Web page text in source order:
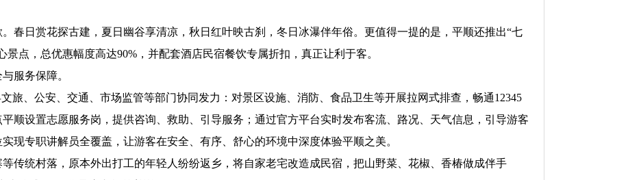
日赏花探古建，夏日幽谷享清凉，秋日红叶映古刹，冬日冰瀑伴年俗。更值得一提的是，平顺还推出“七
点，总优惠幅度高达90%，并配套酒店民宿餐饮专属折扣，真正让利于客。
服务保障。
、公安、交通、市场监管等部门协同发力：对景区设施、消防、食品卫生等开展拉网式排查，畅通12345
顺设置志愿服务岗，提供咨询、救助、引导服务；通过官方平台实时发布客流、路况、天气信息，引导游客
现专职讲解员全覆盖，让游客在安全、有序、舒心的环境中深度体验平顺之美。
统村落，原本外出打工的年轻人纷纷返乡，将自家老宅改造成民宿，把山野菜、花椒、香椿做成伴手